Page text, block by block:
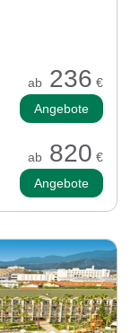
ab 236 €
Angebote
ab 820 €
Angebote